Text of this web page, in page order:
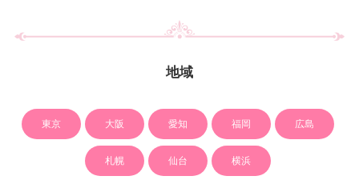
地域
東京 大阪 愛知 福岡 広島
札幌 仙台 横浜